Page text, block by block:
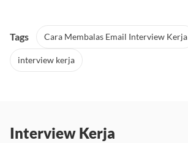
Tags Cara Membalas Email Interview Kerja
interview kerja
Interview Kerja